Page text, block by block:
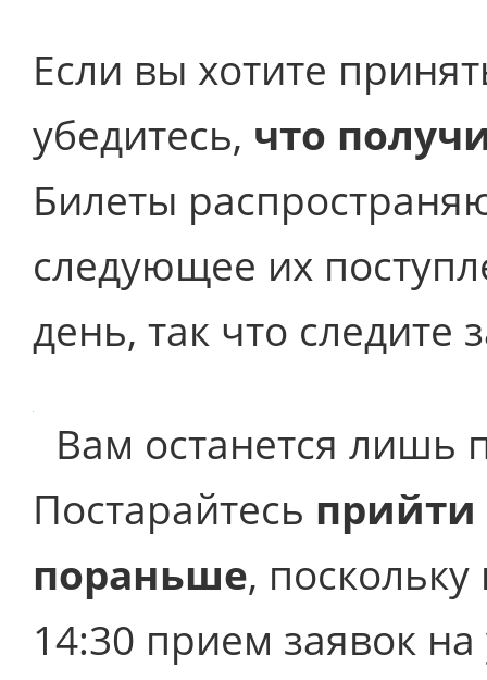
Если вы хотите
убедитесь, что
Билеты
следующее их
день, так что следите
Вам останется лишь
Постарайтесь прийти
пораньше, поскольку
14:30 прием заявок на